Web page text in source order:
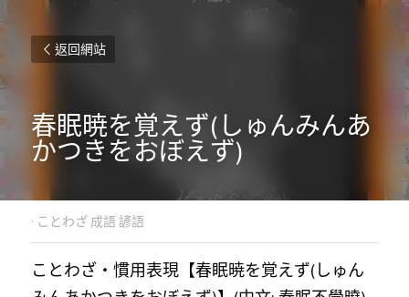
返回網站
春眠暁を覚えず(しゅんみんあ
かつきをおぼえず)
· ことわざ 成語 諺語
ことわざ・慣用表現【春眠暁を覚えず(しゅん